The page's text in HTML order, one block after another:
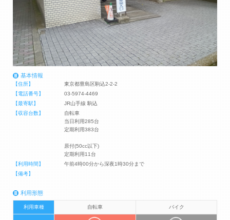
基本情報
【住所】
東京都豊島区駒込2-2-2
【電話番号】
03-5974-4469
【最寄駅】
JR山手線 駒込
【収容台数】
自転車
当日利用285台
定期利用383台
原付(50cc以下)
定期利用11台
【利用時間】
午前4時00分から深夜1時30分まで
【備考】
利用形態
利用車種 自転車 バイク